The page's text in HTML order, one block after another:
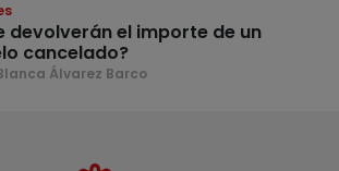
devolverán el importe de un
cancelado?
Álvarez Barco